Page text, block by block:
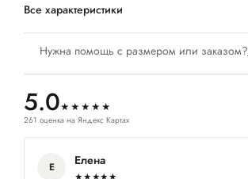
Нужна помощь с размером или заказом?
5.0★★★★★
261 оценка на Яндекс Картах
Е Елена
Все характеристики